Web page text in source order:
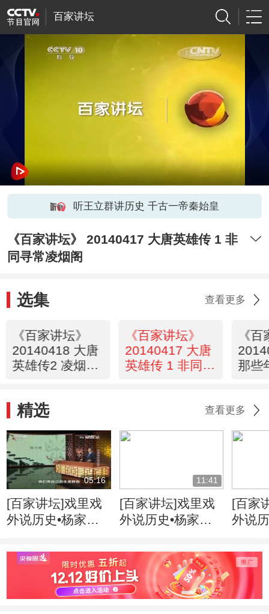
百家讲坛
听王立群讲历史 千古一帝秦始皇
《百家讲坛》 20140417 大唐英雄传 1 非
同寻常凌烟阁
选集 查看更多
《百家讲坛》
20140418 大唐
英雄传2 凌烟第
《百家讲坛》
20140417 大唐
英雄传 1 非同寻
《
那些
精选 查看更多
05:16
[百家讲坛]戏里戏
外说历史•杨家将
11:41
[百家讲坛]戏里戏
外说历史•杨家将
[百家
外说